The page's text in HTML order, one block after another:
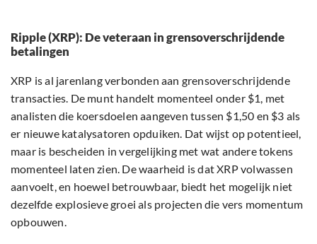
Ripple (XRP): De veteraan in grensoverschrijdende
betalingen
XRP is al jarenlang verbonden aan grensoverschrijdende
transacties. De munt handelt momenteel onder $1, met
analisten die koersdoelen aangeven tussen $1,50 en $3 als
er nieuwe katalysatoren opduiken. Dat wijst op potentieel,
maar is bescheiden in vergelijking met wat andere tokens
momenteel laten zien. De waarheid is dat XRP volwassen
aanvoelt, en hoewel betrouwbaar, biedt het mogelijk niet
dezelfde explosieve groei als projecten die vers momentum
opbouwen.